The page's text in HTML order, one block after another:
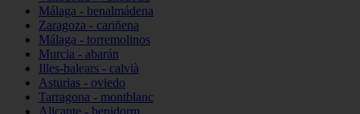
Málaga - benalmádena
Zaragoza - cariñena
Málaga - torremolinos
Murcia - abarán
Illes-balears - calvià
Asturias - oviedo
Tarragona - montblanc
Alicante - benidorm